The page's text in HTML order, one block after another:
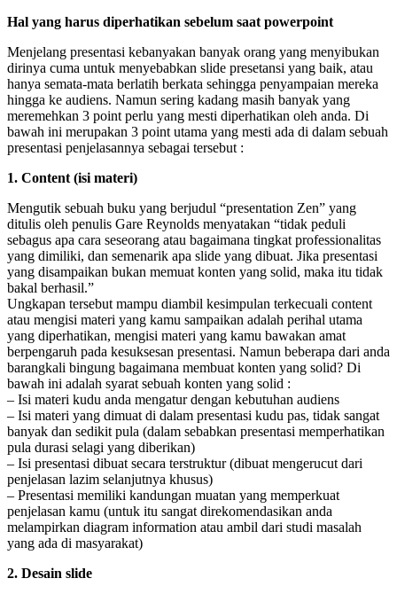
Hal yang harus diperhatikan sebelum saat powerpoint
Menjelang presentasi kebanyakan banyak orang yang menyibukan
dirinya cuma untuk menyebabkan slide presetansi yang baik, atau
hanya semata-mata berlatih berkata sehingga penyampaian mereka
hingga ke audiens. Namun sering kadang masih banyak yang
meremehkan 3 point perlu yang mesti diperhatikan oleh anda. Di
bawah ini merupakan 3 point utama yang mesti ada di dalam sebuah
presentasi penjelasannya sebagai tersebut :
1. Content (isi materi)
Mengutik sebuah buku yang berjudul “presentation Zen” yang
ditulis oleh penulis Gare Reynolds menyatakan “tidak peduli
sebagus apa cara seseorang atau bagaimana tingkat professionalitas
yang dimiliki, dan semenarik apa slide yang dibuat. Jika presentasi
yang disampaikan bukan memuat konten yang solid, maka itu tidak
bakal berhasil.”
Ungkapan tersebut mampu diambil kesimpulan terkecuali content
atau mengisi materi yang kamu sampaikan adalah perihal utama
yang diperhatikan, mengisi materi yang kamu bawakan amat
berpengaruh pada kesuksesan presentasi. Namun beberapa dari anda
barangkali bingung bagaimana membuat konten yang solid? Di
bawah ini adalah syarat sebuah konten yang solid :
– Isi materi kudu anda mengatur dengan kebutuhan audiens
– Isi materi yang dimuat di dalam presentasi kudu pas, tidak sangat
banyak dan sedikit pula (dalam sebabkan presentasi memperhatikan
pula durasi selagi yang diberikan)
– Isi presentasi dibuat secara terstruktur (dibuat mengerucut dari
penjelasan lazim selanjutnya khusus)
– Presentasi memiliki kandungan muatan yang memperkuat
penjelasan kamu (untuk itu sangat direkomendasikan anda
melampirkan diagram information atau ambil dari studi masalah
yang ada di masyarakat)
2. Desain slide